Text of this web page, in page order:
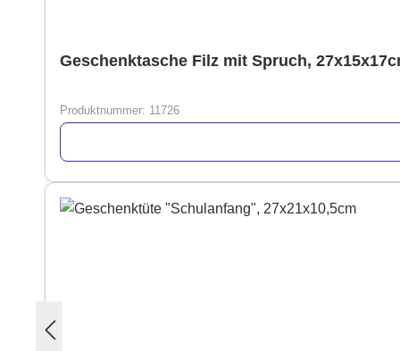
Geschenktasche Filz mit Spruch,
Produktnummer: 11726